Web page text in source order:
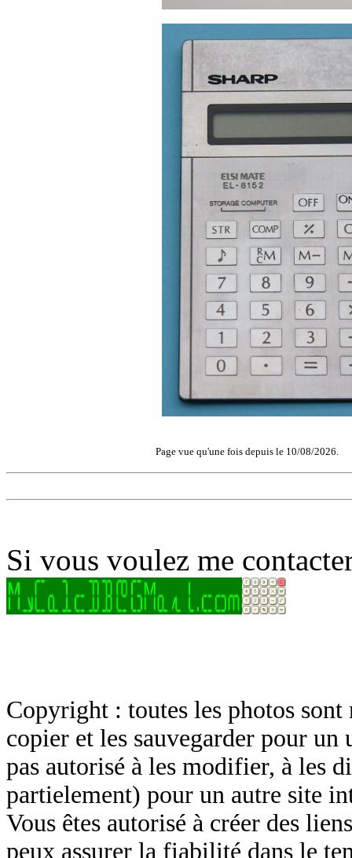
Page vue qu'une fois depuis le 10/08/2026.
Si vous voulez me
Copyright : toutes les photos sont
copier et les sauvegarder pour un
pas autorisé à les modifier, à les
partielement) pour un autre site
Vous êtes autorisé à créer des
peux assurer la fiabilité dans le